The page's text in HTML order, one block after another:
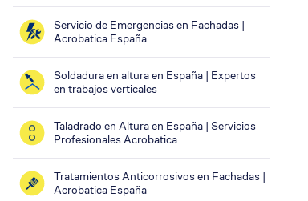
Servicio de Emergencias en Fachadas |
Acrobatica España
Soldadura en altura en España | Expertos
en trabajos verticales
Taladrado en Altura en España | Servicios
Profesionales Acrobatica
Tratamientos Anticorrosivos en Fachadas |
Acrobatica España